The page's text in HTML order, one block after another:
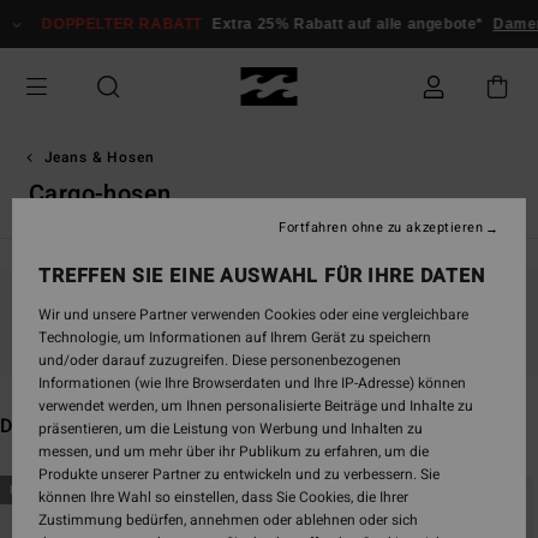
zur
Auswahl
springen
RABATT Extra 25% Rabatt auf alle angebote* Damen
Jeans & Hosen
Cargo-hosen
Bleib dabei, die Produkte sind bald wieder da
Das könnte dir auch gefallen
Direkt
zu
Überspringen
und
filtern
BRANDNEU BRANDNEU
TREFFEN SIE EINE AUSWAHL FÜR IHRE DATEN
Wir und unsere Partner verwenden Cookies oder eine vergleichbare
Technologie, um Informationen auf Ihrem Gerät zu speichern
und/oder darauf zuzugreifen. Diese personenbezogenen
Informationen (wie Ihre Browserdaten und Ihre IP-Adresse) können
verwendet werden, um Ihnen personalisierte Beiträge und Inhalte zu
präsentieren, um die Leistung von Werbung und Inhalten zu
messen, und um mehr über ihr Publikum zu erfahren, um die
Produkte unserer Partner zu entwickeln und zu verbessern. Sie
können Ihre Wahl so einstellen, dass Sie Cookies, die Ihrer
Zustimmung bedürfen, annehmen oder ablehnen oder sich
Fortfahren ohne zu akzeptieren